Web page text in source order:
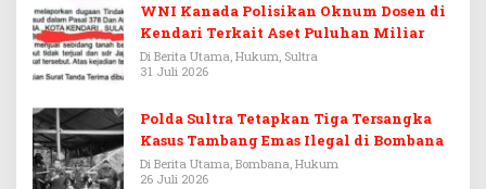
WNI Kanada Polisikan Oknum Dosen di
Kendari Terkait Aset Puluhan Miliar
Di Berita Utama, Hukum, Sultra
31 Juli 2026
Polda Sultra Tetapkan Tiga Tersangka
Kasus Tambang Emas Ilegal di Bombana
Di Berita Utama, Bombana, Hukum
26 Juli 2026